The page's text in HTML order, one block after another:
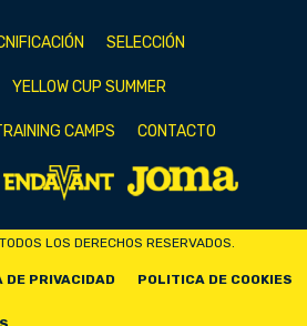
SELECCIÓN
YELLOW CUP SUMMER
CAMPS CONTACTO
LOS DERECHOS RESERVADOS.
DE PRIVACIDAD POLITICA DE COOKIES